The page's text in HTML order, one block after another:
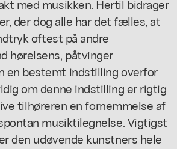
med musikken. Hertil bidrager
der dog alle har det fælles, at
oftest på andre
hørelsens, påtvinger
en bestemt indstilling overfor
om denne indstilling er rigtig
tilhøreren en fornemmelse af
musiktilegnelse. Vigtigst
den udøvende kunstners hele